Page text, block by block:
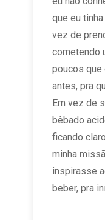
que eu
vez de
cometendo
poucos que
antes, pra
Em vez de
bêbado
ficando
minha
inspirasse
beber, pra